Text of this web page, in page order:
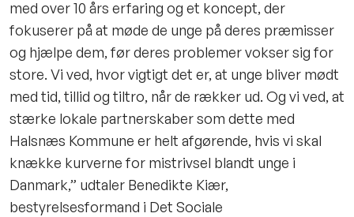
med over 10 års erfaring og et koncept, der
fokuserer på at møde de unge på deres præmisser
og hjælpe dem, før deres problemer vokser sig for
store. Vi ved, hvor vigtigt det er, at unge bliver mødt
med tid, tillid og tiltro, når de rækker ud. Og vi ved, at
stærke lokale partnerskaber som dette med
Halsnæs Kommune er helt afgørende, hvis vi skal
knække kurverne for mistrivsel blandt unge i
Danmark,” udtaler Benedikte Kiær,
bestyrelsesformand i Det Sociale